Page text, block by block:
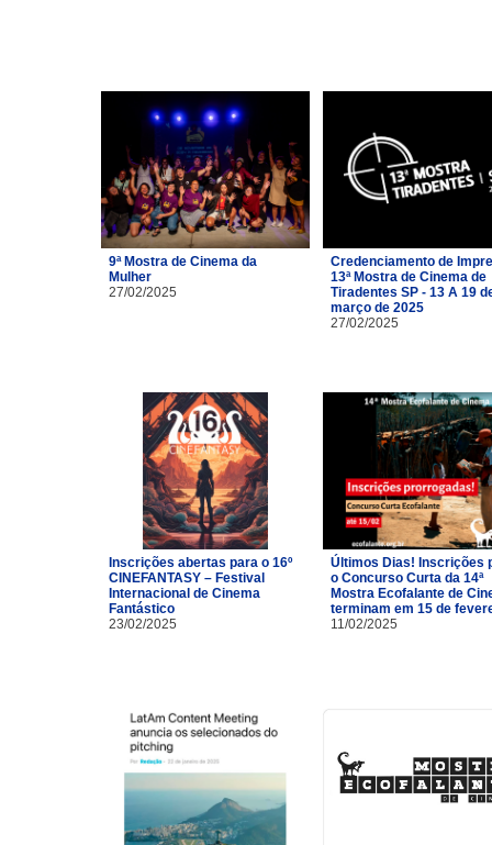
9ª Mostra de Cinema da
Mulher
27/02/2025
Credenciamento de
13ª Mostra de Cinema de
Tiradentes SP - 13 A 19
março de 2025
27/02/2025
Inscrições abertas para o 16º
CINEFANTASY – Festival
Internacional de Cinema
Fantástico
23/02/2025
Últimos Dias! Inscrições
o Concurso Curta da 14ª
Mostra Ecofalante de
terminam em 15 de
11/02/2025